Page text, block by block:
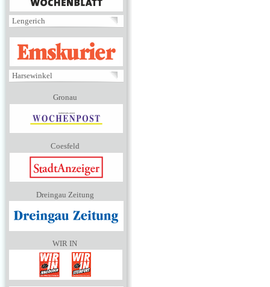
Lengerich
EMSKURIER
Harsewinkel
Gronau
Coesfeld
Dreingau Zeitung
WIR IN